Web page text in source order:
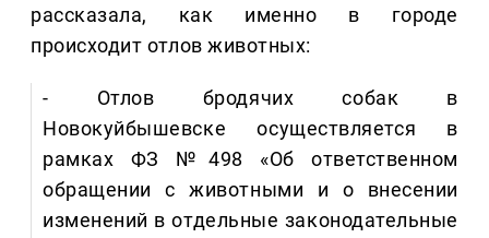
рассказала, как именно в городе
происходит отлов животных:
- Отлов бродячих собак в
Новокуйбышевске осуществляется в
рамках ФЗ №498 «Об ответственном
обращении с животными и о внесении
изменений в отдельные законодательные